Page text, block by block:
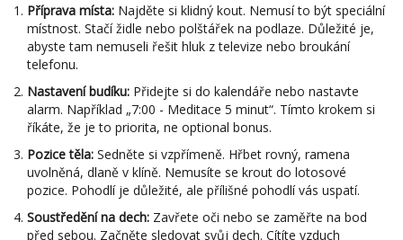
Příprava místa: Najděte si klidný kout. Nemusí to být speciální
místnost. Stačí židle nebo polštářek na podlaze. Důležité je,
abyste tam nemuseli řešit hluk z televize nebo broukání
telefonu.
Nastavení budíku: Přidejte si do kalendáře nebo nastavte
alarm. Například „7:00 - Meditace 5 minut“. Tímto krokem si
říkáte, že je to priorita, ne optional bonus.
Pozice těla: Sedněte si vzpřímeně. Hřbet rovný, ramena
uvolněná, dlaně v klíně. Nemusíte se krout do lotosové
pozice. Pohodlí je důležité, ale přílišné pohodlí vás uspatí.
Soustředění na dech: Zavřete oči nebo se zaměřte na bod
před sebou. Začněte sledovat svůj dech. Cítíte vzduch